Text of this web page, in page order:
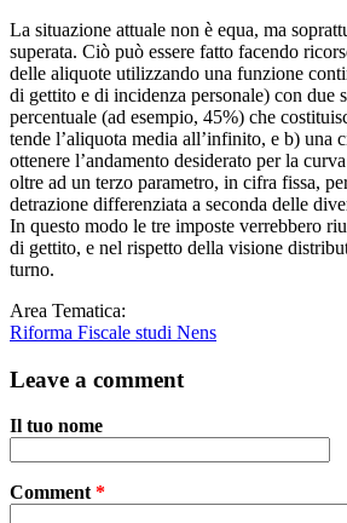
La situazione attuale non è equa, ma
superata. Ciò può essere fatto facendo
delle aliquote utilizzando una funzione
di gettito e di incidenza personale) con due
percentuale (ad esempio, 45%) che
tende l’aliquota media all’infinito, e b) una
ottenere l’andamento desiderato per la
oltre ad un terzo parametro, in cifra fissa,
detrazione differenziata a seconda delle
In questo modo le tre imposte verrebbero
di gettito, e nel rispetto della visione
turno.
Area Tematica:
Riforma Fiscale studi Nens
Leave a comment
Il tuo nome
Comment *